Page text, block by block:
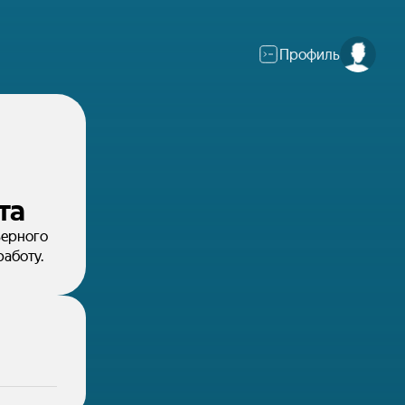
Профиль